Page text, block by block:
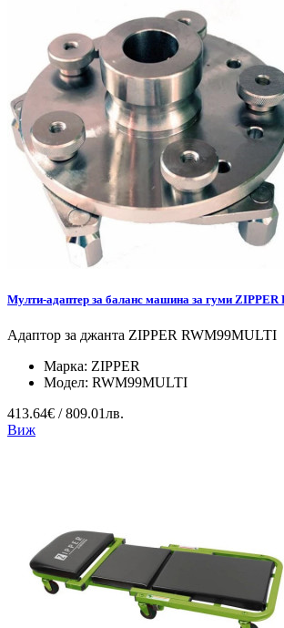
Мулти-адаптер за баланс машина за гуми
Адаптор за джанта ZIPPER RWM99MULTI
Марка: ZIPPER
Модел: RWM99MULTI
413.64€ / 809.01лв.
Виж